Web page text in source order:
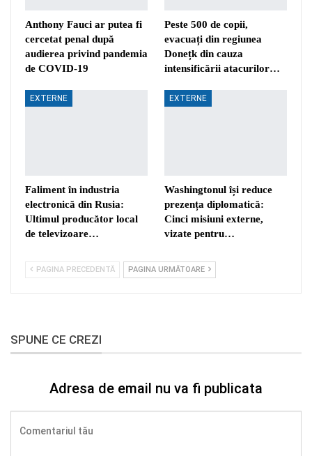
Anthony Fauci ar putea fi
cercetat penal după
audierea privind pandemia
de COVID-19
Peste 500 de copii,
evacuați din regiunea
Donețk din cauza
intensificării atacurilor…
EXTERNE
Faliment în industria
electronică din Rusia:
Ultimul producător local
de televizoare…
EXTERNE
Washingtonul își reduce
prezența diplomatică:
Cinci misiuni externe,
vizate pentru…
PAGINA PRECEDENTĂ PAGINA URMĂTOARE
SPUNE CE CREZI
Adresa de email nu va fi publicata